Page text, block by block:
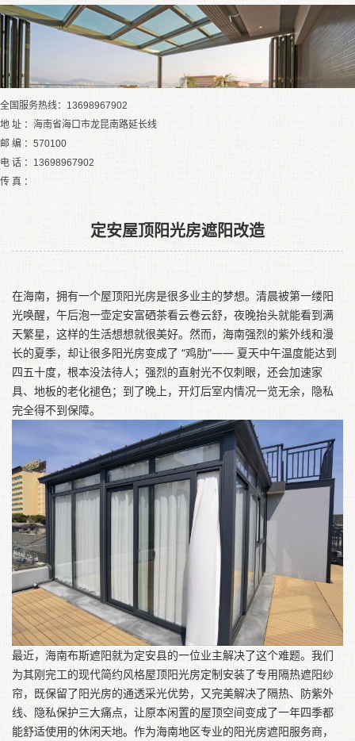
全国服务热线：13698967902
地 址 ：海南省海口市龙昆南路延长线
邮 编 ：570100
电 话 ：13698967902
传 真 ：
定安屋顶阳光房遮阳改造
在海南，拥有一个屋顶阳光房是很多业主的梦想。清晨被第一缕阳
光唤醒，午后泡一壶定安富硒茶看云卷云舒，夜晚抬头就能看到满
天繁星，这样的生活想想就很美好。然而，海南强烈的紫外线和漫
长的夏季，却让很多阳光房变成了 “鸡肋”—— 夏天中午温度能达到
四五十度，根本没法待人；强烈的直射光不仅刺眼，还会加速家
具、地板的老化褪色；到了晚上，开灯后室内情况一览无余，隐私
完全得不到保障。
最近，海南布斯遮阳就为定安县的一位业主解决了这个难题。我们
为其刚完工的现代简约风格屋顶阳光房定制安装了专用隔热遮阳纱
帘，既保留了阳光房的通透采光优势，又完美解决了隔热、防紫外
线、隐私保护三大痛点，让原本闲置的屋顶空间变成了一年四季都
能舒适使用的休闲天地。作为海南地区专业的阳光房遮阳服务商，